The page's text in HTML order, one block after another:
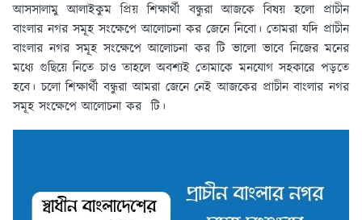
আসসালামু আলাইকুম প্রিয় শিক্ষার্থী বন্ধুরা আজকে বিষয় হলো প্রাচীন
বাংলার নগর সমূহ সংক্ষেপে আলোচনা কর জেনে নিবো। তোমরা যদি প্রাচীন
বাংলার নগর সমূহ সংক্ষেপে আলোচনা কর টি ভালো ভাবে নিজের মনের
মধ্যে গুছিয়ে নিতে চাও তাহলে অবশ্যই তোমাকে মনযোগ সহকারে পড়তে
হবে। চলো শিক্ষার্থী বন্ধুরা আমরা জেনে নেই আজকের প্রাচীন বাংলার নগর
সমূহ সংক্ষেপে আলোচনা কর টি।